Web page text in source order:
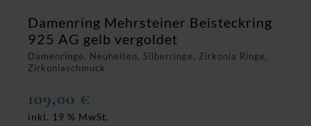
Damenringe, Neuheiten, Silberringe, Zirkonia Ringe,
Zirkoniaschmuck
Damenring Mehrsteiner Beisteckring
925 AG gelb vergoldet
109,00 €
inkl. 19 % MwSt.